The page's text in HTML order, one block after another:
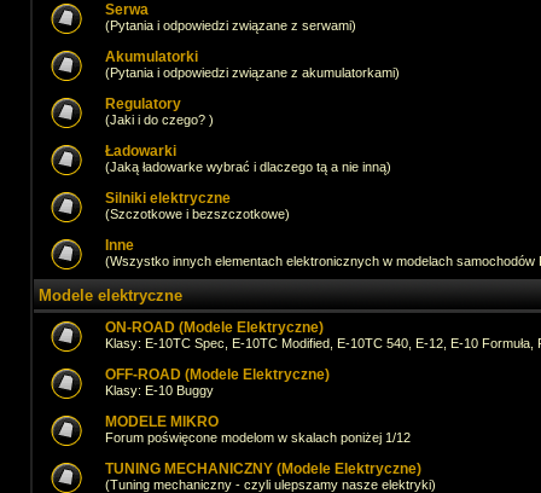
Serwa
(Pytania i odpowiedzi związane z serwami)
Akumulatorki
(Pytania i odpowiedzi związane z akumulatorkami)
Regulatory
(Jaki i do czego? )
Ładowarki
(Jaką ładowarke wybrać i dlaczego tą a nie inną)
Silniki elektryczne
(Szczotkowe i bezszczotkowe)
Inne
(Wszystko innych elementach elektronicznych w modelach samochodów
Modele elektryczne
ON-ROAD (Modele Elektryczne)
Klasy: E-10TC Spec, E-10TC Modified, E-10TC 540, E-12, E-10 Formuła,
OFF-ROAD (Modele Elektryczne)
Klasy: E-10 Buggy
MODELE MIKRO
Forum poświęcone modelom w skalach poniżej 1/12
TUNING MECHANICZNY (Modele Elektryczne)
(Tuning mechaniczny - czyli ulepszamy nasze elektryki)